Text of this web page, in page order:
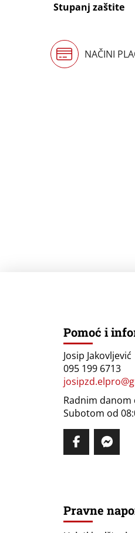
Stupanj zaštite
NAČINI
Pomoć i
Josip Jakovljević
095 199 6713
Radnim danom
Subotom od
Pravne